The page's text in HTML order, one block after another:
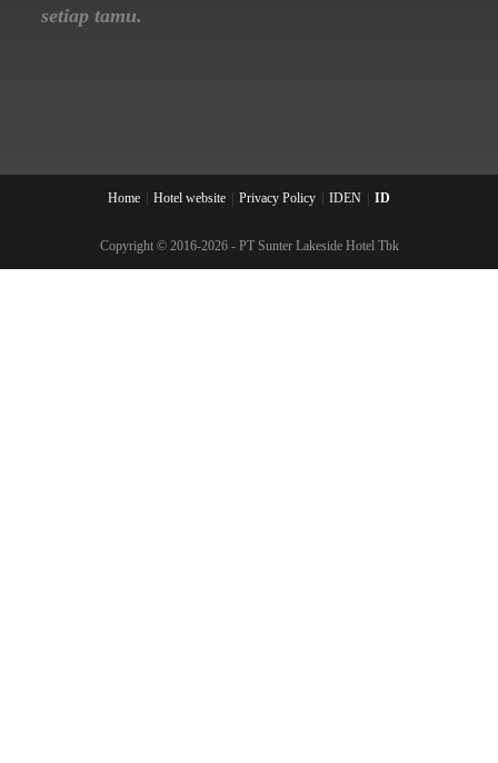
setiap tamu.
Home Hotel website Privacy Policy IDEN ID
Copyright © 2016-2026 - PT Sunter Lakeside Hotel Tbk